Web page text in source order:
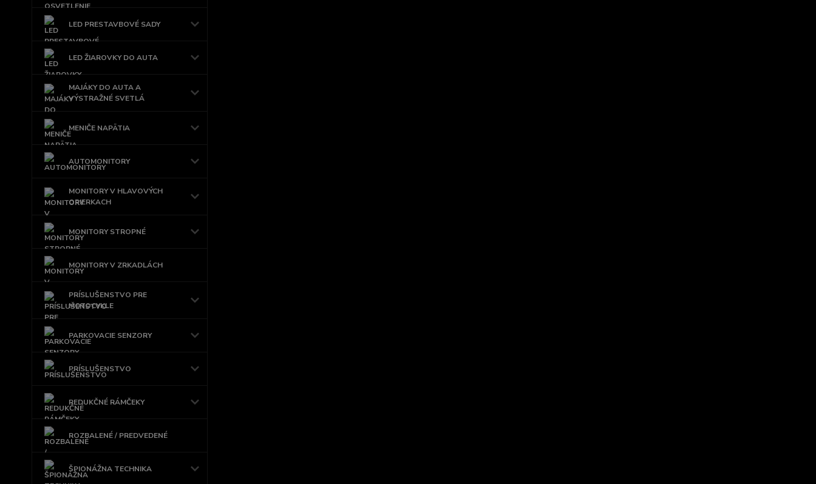
LED PRESTAVBOVÉ SADY
LED ŽIAROVKY DO AUTA
MAJÁKY DO AUTA A
VÝSTRAŽNÉ SVETLÁ
MENIČE NAPÄTIA
AUTOMONITORY
MONITORY V HLAVOVÝCH
OPIERKACH
MONITORY STROPNÉ
MONITORY V ZRKADLÁCH
PRÍSLUŠENSTVO PRE
MOTOCYKLE
PARKOVACIE SENZORY
PRÍSLUŠENSTVO
REDUKČNÉ RÁMČEKY
ROZBALENÉ / PREDVEDENÉ
ŠPIONÁŽNA TECHNIKA